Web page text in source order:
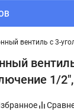
вентиль с 3-
1/